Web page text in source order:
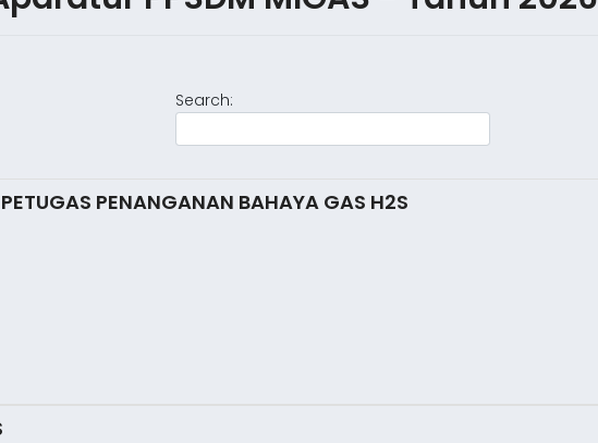
Search:
PENANGANAN BAHAYA GAS H2S